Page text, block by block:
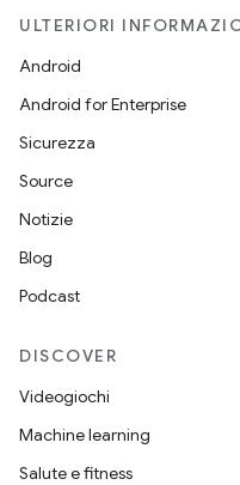
ULTERIORI
Android
Android for Enterprise
Sicurezza
Source
Notizie
Blog
Podcast
DISCOVER
Videogiochi
Machine learning
Salute e fitness